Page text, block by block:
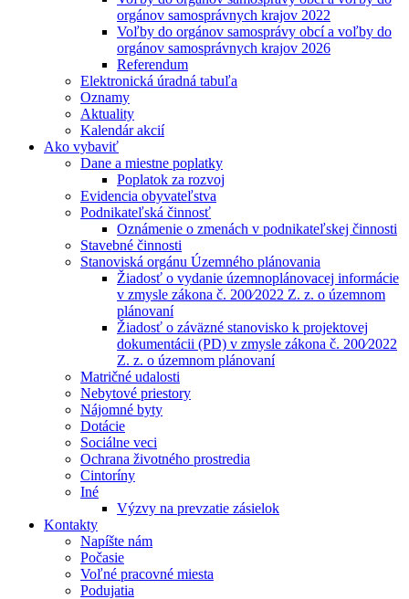
orgánov samosprávnych krajov 2022
Voľby do orgánov samosprávy obcí a voľby do
orgánov samosprávnych krajov 2026
Referendum
Elektronická úradná tabuľa
Oznamy
Aktuality
Kalendár akcií
Ako vybaviť
Dane a miestne poplatky
Poplatok za rozvoj
Evidencia obyvateľstva
Podnikateľská činnosť
Oznámenie o zmenách v podnikateľskej činnosti
Stavebné činnosti
Stanoviská orgánu Územného plánovania
Žiadosť o vydanie územnoplánovacej informácie
v zmysle zákona č. 200⁄2022 Z. z. o územnom
plánovaní
Žiadosť o záväzné stanovisko k projektovej
dokumentácii (PD) v zmysle zákona č. 200⁄2022
Z. z. o územnom plánovaní
Matričné udalosti
Nebytové priestory
Nájomné byty
Dotácie
Sociálne veci
Ochrana životného prostredia
Cintoríny
Iné
Výzvy na prevzatie zásielok
Kontakty
Napíšte nám
Počasie
Voľné pracovné miesta
Podujatia